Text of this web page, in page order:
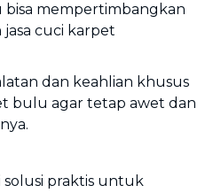
bisa mempertimbangkan
cuci karpet
dan keahlian khusus
bulu agar tetap awet dan
solusi praktis untuk